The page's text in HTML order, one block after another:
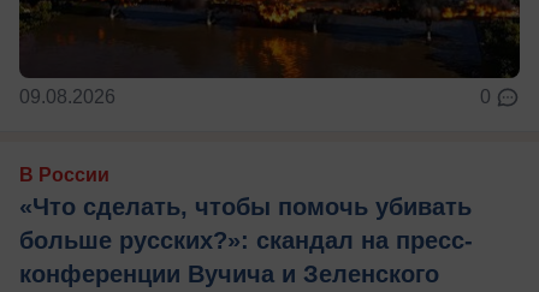
09.08.2026 0
В России
«Что сделать, чтобы помочь убивать
больше русских?»: скандал на пресс-
конференции Вучича и Зеленского